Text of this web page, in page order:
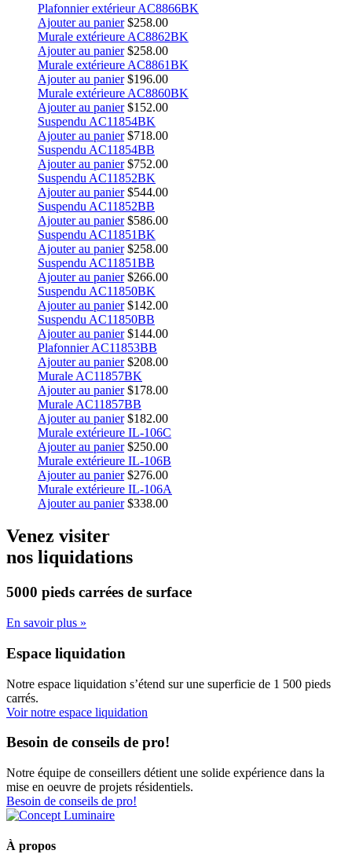
Plafonnier extérieur AC8866BK
Ajouter au panier $258.00
Murale extérieure AC8862BK
Ajouter au panier $258.00
Murale extérieure AC8861BK
Ajouter au panier $196.00
Murale extérieure AC8860BK
Ajouter au panier $152.00
Suspendu AC11854BK
Ajouter au panier $718.00
Suspendu AC11854BB
Ajouter au panier $752.00
Suspendu AC11852BK
Ajouter au panier $544.00
Suspendu AC11852BB
Ajouter au panier $586.00
Suspendu AC11851BK
Ajouter au panier $258.00
Suspendu AC11851BB
Ajouter au panier $266.00
Suspendu AC11850BK
Ajouter au panier $142.00
Suspendu AC11850BB
Ajouter au panier $144.00
Plafonnier AC11853BB
Ajouter au panier $208.00
Murale AC11857BK
Ajouter au panier $178.00
Murale AC11857BB
Ajouter au panier $182.00
Murale extérieure IL-106C
Ajouter au panier $250.00
Murale extérieure IL-106B
Ajouter au panier $276.00
Murale extérieure IL-106A
Ajouter au panier $338.00
Venez visiter
nos liquidations
5000 pieds carrées de surface
En savoir plus »
Espace liquidation
Notre espace liquidation s’étend sur une superficie de 1 500 pieds
carrés.
Voir notre espace liquidation
Besoin de conseils de pro!
Notre équipe de conseillers détient une solide expérience dans la
mise en oeuvre de projets résidentiels.
Besoin de conseils de pro!
À propos